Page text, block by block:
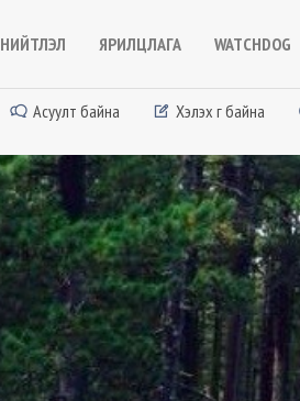
НИЙТЛЭЛ ЯРИЛЦЛАГА WATCHDOG
Асуулт байна Хэлэх үг байна